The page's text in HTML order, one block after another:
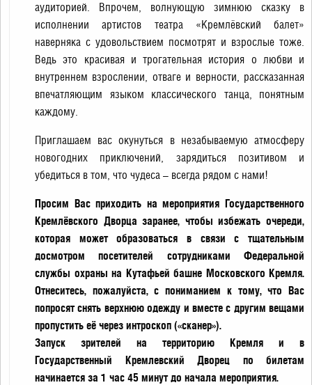
аудиторией. Впрочем, волнующую зимнюю сказку в
исполнении артистов театра «Кремлёвский балет»
наверняка с удовольствием посмотрят и взрослые тоже.
Ведь это красивая и трогательная история о любви и
внутреннем взрослении, отваге и верности, рассказанная
впечатляющим языком классического танца, понятным
каждому.
Приглашаем вас окунуться в незабываемую атмосферу
новогодних приключений, зарядиться позитивом и
убедиться в том, что чудеса – всегда рядом с нами!
Просим Вас приходить на мероприятия Государственного
Кремлёвского Дворца заранее, чтобы избежать очереди,
которая может образоваться в связи с тщательным
досмотром посетителей сотрудниками Федеральной
службы охраны на Кутафьей башне Московского Кремля.
Отнеситесь, пожалуйста, с пониманием к тому, что Вас
попросят снять верхнюю одежду и вместе с другим вещами
пропустить её через интроскоп («сканер»).
Запуск зрителей на территорию Кремля и в
Государственный Кремлевский Дворец по билетам
начинается за 1 час 45 минут до начала мероприятия.